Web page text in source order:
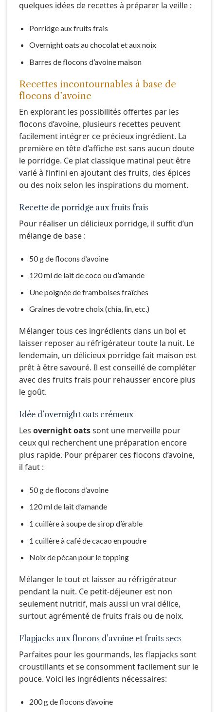
quelques idées de recettes à préparer la veille :
Porridge aux fruits frais
Overnight oats au chocolat et aux noix
Barres de flocons d’avoine maison
Recettes incontournables à base de
flocons d’avoine
En explorant les possibilités offertes par les
flocons d’avoine, plusieurs recettes peuvent
facilement intégrer ce précieux ingrédient. La
première en tête d’affiche est sans aucun doute
le porridge. Ce plat classique matinal peut être
varié à l’infini en ajoutant des fruits, des épices
ou des noix selon les inspirations du moment.
Recette de porridge aux fruits frais
Pour réaliser un délicieux porridge, il suffit d’un
mélange de base :
50 g de flocons d’avoine
120 ml de lait de coco ou d’amande
Une poignée de framboises fraîches
Graines de votre choix (chia, lin, etc.)
Mélanger tous ces ingrédients dans un bol et
laisser reposer au réfrigérateur toute la nuit. Le
lendemain, un délicieux porridge fait maison est
prêt à être savouré. Il est conseillé de compléter
avec des fruits frais pour rehausser encore plus
le goût.
Idée d’overnight oats crémeux
Les overnight oatssont une merveille pour
ceux qui recherchent une préparation encore
plus rapide. Pour préparer ces flocons d’avoine,
il faut :
50 g de flocons d’avoine
120 ml de lait d’amande
1 cuillère à soupe de sirop d’érable
1 cuillère à café de cacao en poudre
Noix de pécan pour le topping
Mélanger le tout et laisser au réfrigérateur
pendant la nuit. Ce petit-déjeuner est non
seulement nutritif, mais aussi un vrai délice,
surtout agrémenté de fruits frais ou de noix.
Flapjacks aux flocons d’avoine et fruits secs
Parfaites pour les gourmands, les flapjacks sont
croustillants et se consomment facilement sur le
pouce. Voici les ingrédients nécessaires:
200 g de flocons d’avoine